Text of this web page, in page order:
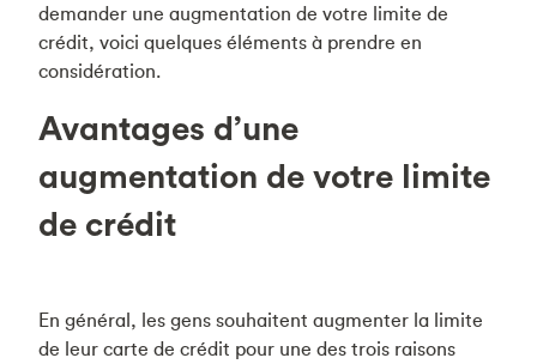
demander une augmentation de votre limite de
crédit, voici quelques éléments à prendre en
considération.
Avantages d’une
augmentation de votre limite
de crédit
En général, les gens souhaitent augmenter la limite
de leur carte de crédit pour une des trois raisons